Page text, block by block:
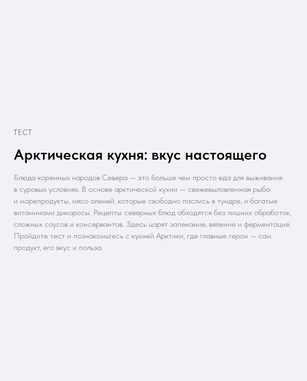
ТЕСТ
Арктическая кухня: вкус настоящего
Блюда коренных народов Севера — это больше чем просто еда для выживания
в суровых условиях. В основе арктической кухни — свежевыловленная рыба
и морепродукты, мясо оленей, которые свободно паслись в тундре, и богатые
витаминами дикоросы. Рецепты северных блюд обходятся без лишних обработок,
сложных соусов и консервантов. Здесь царят запекание, вяление и ферментация.
Пройдите тест и познакомьтесь с кухней Арктики, где главные герои — сам
продукт, его вкус и польза.